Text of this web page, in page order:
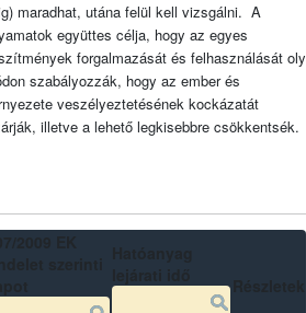
maradhat, utána felül kell vizsgálni. A
együttes célja, hogy az egyes
forgalmazását és felhasználását oly
szabályozzák, hogy az ember és
veszélyeztetésének kockázatát
illetve a lehető legkisebbre csökkentsék.